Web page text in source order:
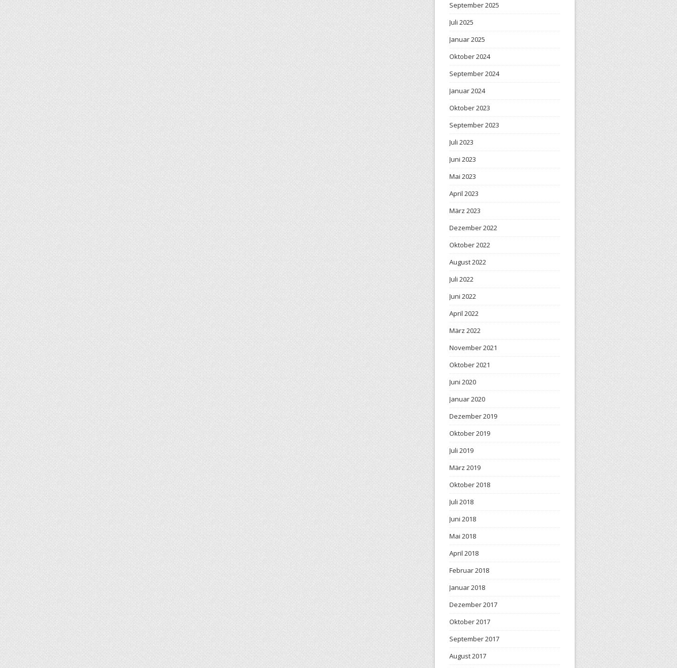
September 2025
Juli 2025
Januar 2025
Oktober 2024
September 2024
Januar 2024
Oktober 2023
September 2023
Juli 2023
Juni 2023
Mai 2023
April 2023
März 2023
Dezember 2022
Oktober 2022
August 2022
Juli 2022
Juni 2022
April 2022
März 2022
November 2021
Oktober 2021
Juni 2020
Januar 2020
Dezember 2019
Oktober 2019
Juli 2019
März 2019
Oktober 2018
Juli 2018
Juni 2018
Mai 2018
April 2018
Februar 2018
Januar 2018
Dezember 2017
Oktober 2017
September 2017
August 2017